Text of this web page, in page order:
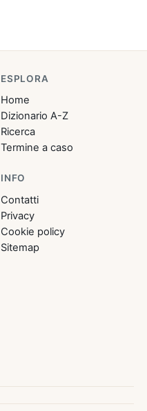
ESPLORA
Home
Dizionario A-Z
Ricerca
Termine a caso
INFO
Contatti
Privacy
Cookie policy
Sitemap